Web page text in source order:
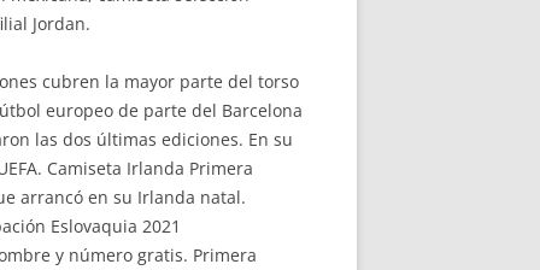
Jordan.
cubren la mayor parte del torso
europeo de parte del Barcelona
las dos últimas ediciones. En su
Camiseta Irlanda Primera
arrancó en su Irlanda natal.
Eslovaquia 2021
y número gratis. Primera